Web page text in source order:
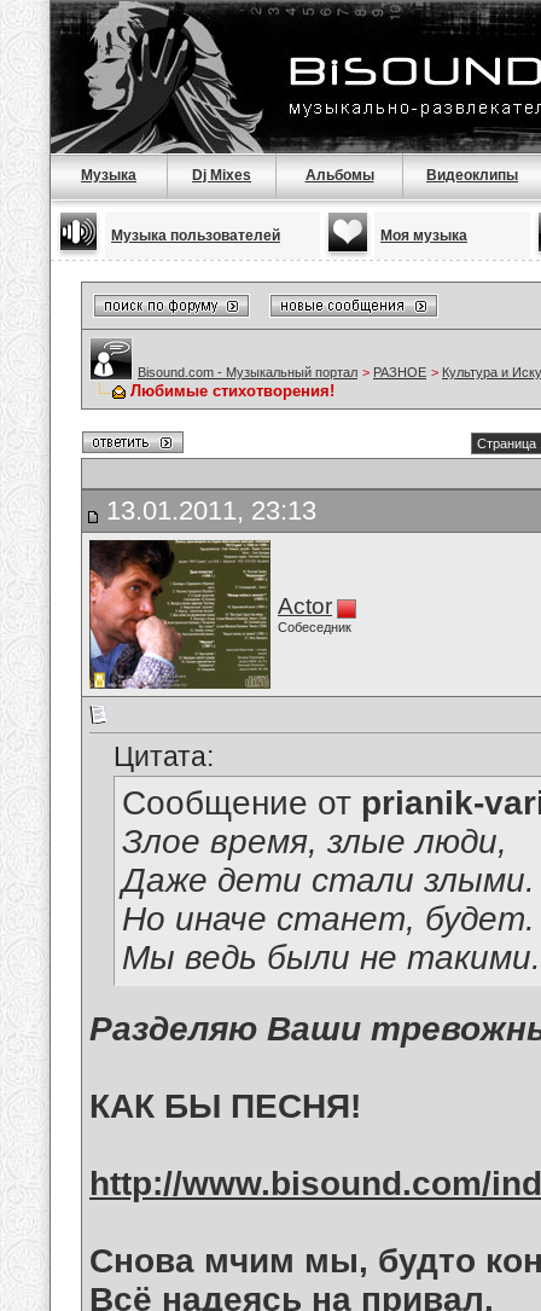
Музыка Dj Mixes Альбомы Видеоклипы
Музыка пользователей Моя музыка
Bisound.com - Музыкальный портал > РАЗНОЕ > Культура и
Любимые стихотворения!
Страница
13.01.2011, 23:13
Actor
Собеседник
Цитата:
Сообщение от prianik-
Злое время, злые люди,
Даже дети стали злыми.
Но иначе станет, будет.
Мы ведь были не такими.
Разделяю Ваши
КАК БЫ ПЕСНЯ!
http://www.bisound.com/
Снова мчим мы, будто
Всё надеясь на привал.